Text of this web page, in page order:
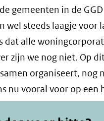
gemeenten in de
wel steeds laagje
alle
zijn we nog niet. Op
organiseert,
nu vooral voor op een